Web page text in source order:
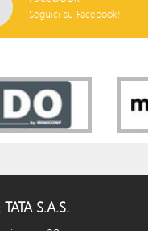
Seguici su Facebook!
S.A.S.